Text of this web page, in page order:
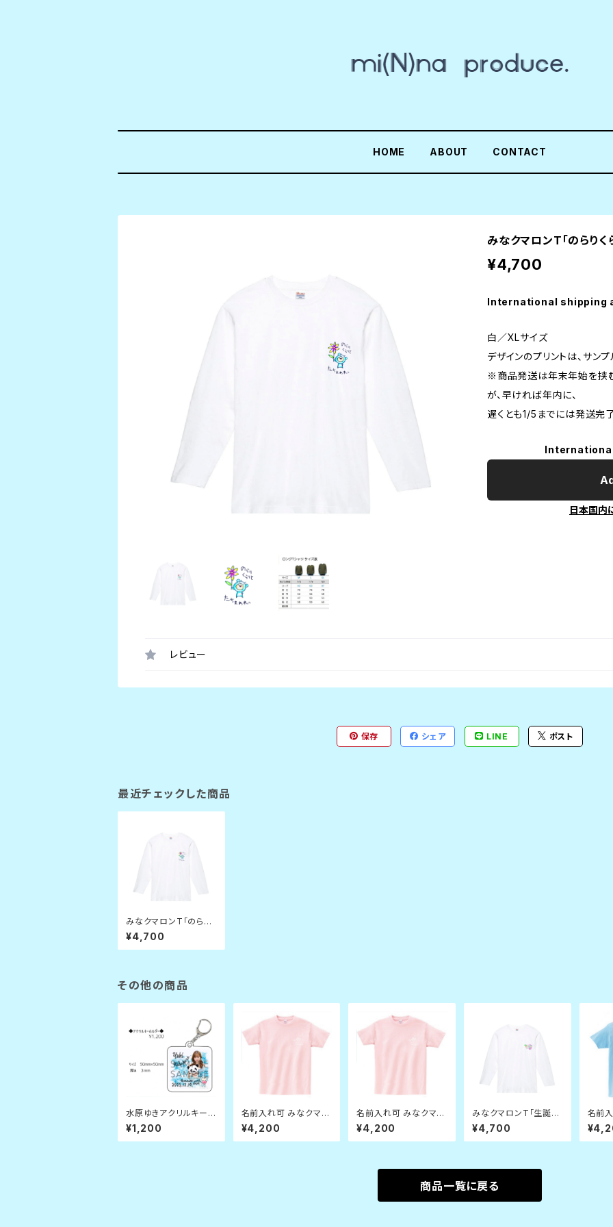
HOME ABOUT CONTACT
みなクマロンT「のらりく
¥4,700
International shipping
白／XLサイズ
デザインのプリントは、サン
※商品発送は年末年始を挟
が、早ければ年内に、
遅くとも1/5までには発送完
日本国内
レビュー
保存 シェア LINE ポスト
最近チェックした商品
みなクマロンT「のらり
くらりとたちまわれっ」
白 XLサイズ
¥4,700
その他の商品
水原ゆきアクリルキー
ホルダー
¥1,200
名前入れ可 みなクマ
『ゴルフしようぜＴシャ
ツ』(ピンク) Lサイズ
¥4,200
名前入れ可 みなクマ
『ゴルフしようぜＴシャ
ツ』(ピンク) Mサイズ
¥4,200
みなクマロンT「生誕デ
ザイン」白 XLサイズ
¥4,700
名前
『ゴル
ツ』(
商品一覧に戻る